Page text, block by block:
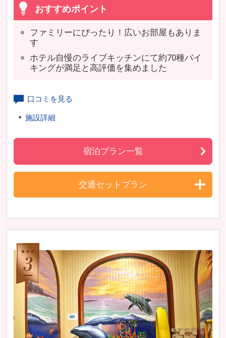
おすすめポイント
ファミリーにぴったり！広いお部屋もありま
す
ホテル自慢のライブキッチンにて約70種バイ
キングが満足と高評価を集めました
口コミを見る
施設詳細
宿泊プラン一覧
交通セットプラン